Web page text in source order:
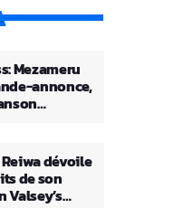
Mezameru
annonce,
dévoile
de son
Valsey’s